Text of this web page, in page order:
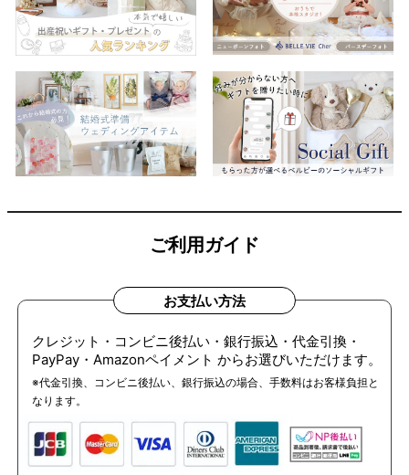
ご利用ガイド
お支払い方法
クレジット・コンビニ後払い・銀行振込・代金引換・
PayPay・Amazonペイメント からお選びいただけます。
※代金引換、コンビニ後払い、銀行振込の場合、手数料はお客様負担と
なります。